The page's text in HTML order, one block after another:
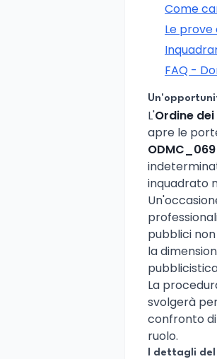
Come
Le
FAQ -
L'Ordine
apre le
inquadrato
pubblici
la
La
svolgerà
confronto
ruolo.
I dettagli